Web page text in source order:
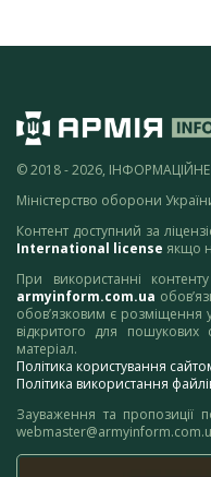
© 2018 - 2026,
Міністерство оборони
Контент доступний за
International license якщо
При використанні
armyinform.com.ua
обов’язковим є розміщення
відкритого для пошукових
матеріал.
Політика користування
Політика використання
Зауваження та пропозиції